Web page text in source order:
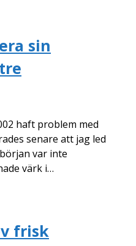
sin
haft problem med
senare att jag led
var inte
värk i…
frisk